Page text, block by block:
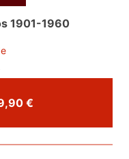
1901-1960
Comprar por 29,90 €